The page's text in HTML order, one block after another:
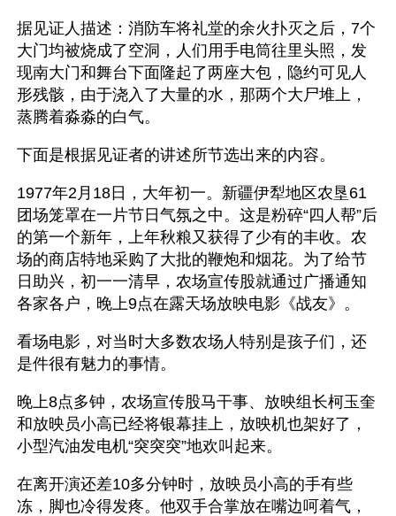
据见证人描述：消防车将礼堂的余火扑灭之后，7个
大门均被烧成了空洞，人们用手电筒往里头照，发
现南大门和舞台下面隆起了两座大包，隐约可见人
形残骸，由于浇入了大量的水，那两个大尸堆上，
蒸腾着淼淼的白气。
下面是根据见证者的讲述所节选出来的内容。
1977年2月18日，大年初一。新疆伊犁地区农垦61
团场笼罩在一片节日气氛之中。这是粉碎“四人帮”后
的第一个新年，上年秋粮又获得了少有的丰收。农
场的商店特地采购了大批的鞭炮和烟花。为了给节
日助兴，初一一清早，农场宣传股就通过广播通知
各家各户，晚上9点在露天场放映电影《战友》。
看场电影，对当时大多数农场人特别是孩子们，还
是件很有魅力的事情。
晚上8点多钟，农场宣传股马干事、放映组长柯玉奎
和放映员小高已经将银幕挂上，放映机也架好了，
小型汽油发电机“突突突”地欢叫起来。
在离开演还差10多分钟时，放映员小高的手有些
冻，脚也冷得发疼。他双手合掌放在嘴边呵着气，